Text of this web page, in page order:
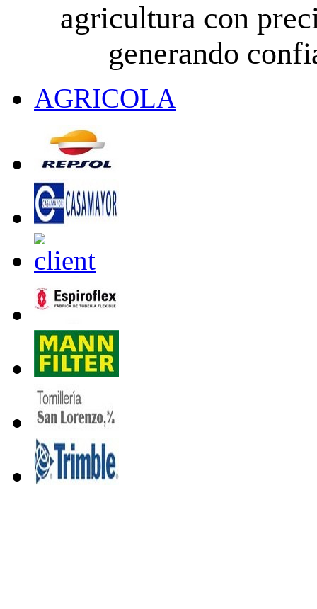
agricultura con
generando
AGRICOLA